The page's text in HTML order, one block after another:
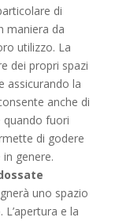
di
maniera da
utilizzo. La
dei propri spazi
assicurando la
anche di
quando fuori
di godere
genere.
uno spazio
L’apertura e la